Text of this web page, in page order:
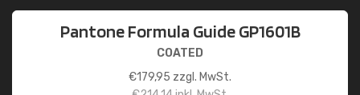
Pantone Formula Guide GP1601B
COATED
€179,95 zzgl. MwSt.